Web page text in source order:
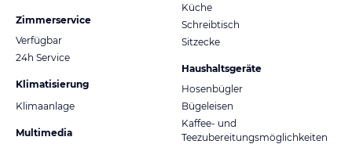
Zimmerservice
Verfügbar
24h Service
Klimatisierung
Klimaanlage
Multimedia
Küche
Schreibtisch
Sitzecke
Haushaltsgeräte
Hosenbügler
Bügeleisen
Kaffee- und
Teezubereitungsmöglichkeiten